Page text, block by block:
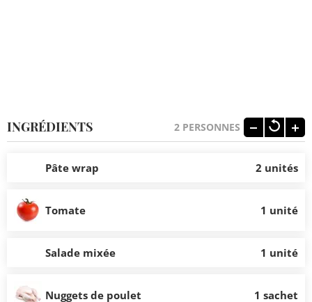
INGRÉDIENTS 2 PERSONNES
Pâte wrap 2 unités
Tomate 1 unité
Salade mixée 1 unité
Nuggets de poulet 1 sachet